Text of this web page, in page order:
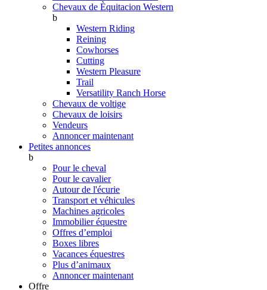
Chevaux de Èquitacion Western
b
Western Riding
Reining
Cowhorses
Cutting
Western Pleasure
Trail
Versatility Ranch Horse
Chevaux de voltige
Chevaux de loisirs
Vendeurs
Annoncer maintenant
Petites annonces
b
Pour le cheval
Pour le cavalier
Autour de l'écurie
Transport et véhicules
Machines agricoles
Immobilier équestre
Offres d’emploi
Boxes libres
Vacances équestres
Plus d’animaux
Annoncer maintenant
Offre